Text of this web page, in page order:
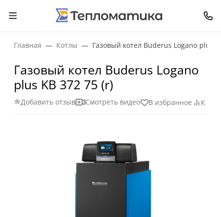
Главная Котлы Газовый котел Buderus Logano plus
Газовый котел Buderus Logano
plus KB 372 75 (r)
Добавить отзыв Смотреть видео В избранное К